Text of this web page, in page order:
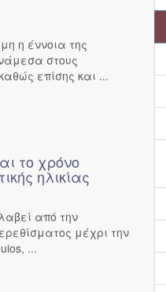
η έννοια της
στους
επίσης και ...
το χρόνο
ηλικίας
από την
μέχρι την
...